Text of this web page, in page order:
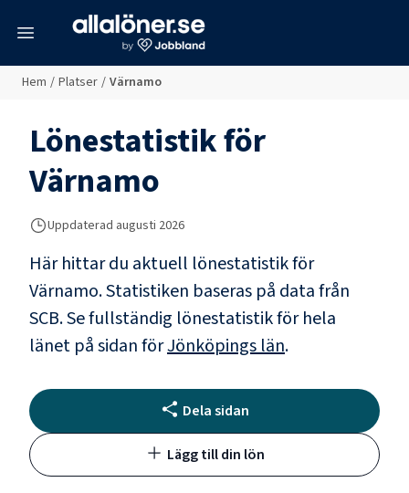
Hem / Platser / Värnamo
Lönestatistik för
Värnamo
Uppdaterad augusti 2026
Här hittar du aktuell lönestatistik för
Värnamo. Statistiken baseras på data från
SCB.Se fullständig lönestatistik för hela
länet på sidan förJönköpings län.
Dela sidan
Lägg till din lön